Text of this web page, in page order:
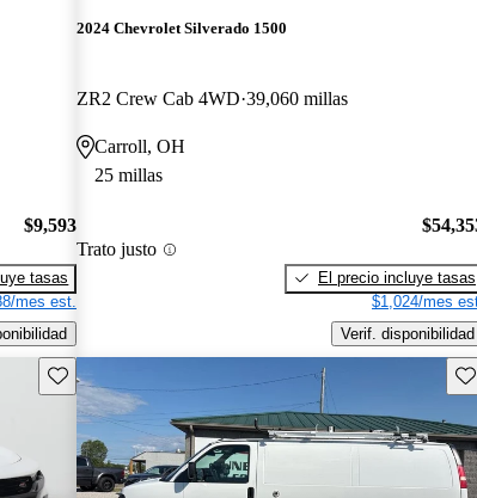
$9,593
tasas
mes est.
2024 Chevrolet Silverado 1500
ZR2 Crew Cab 4WD 39,060 millas
Carroll, OH
25 millas
Trato justo
El precio incluye tasas
$1,024/mes
Verif. disponibilidad
Guarda este Aviso